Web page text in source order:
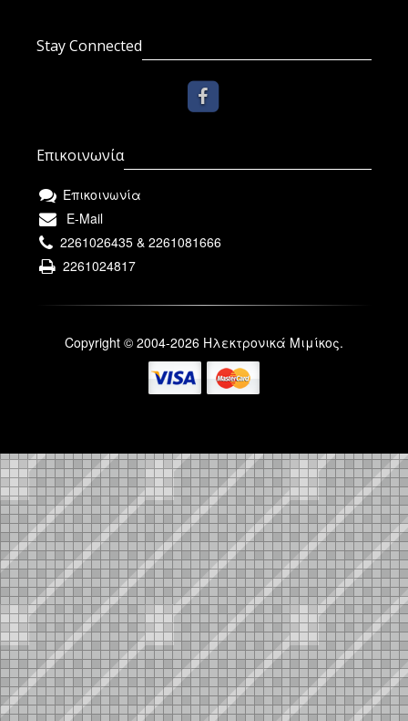
Stay Connected
Επικοινωνία
Επικοινωνία
E-Mail
2261026435 & 2261081666
2261024817
Copyright © 2004-2026 Ηλεκτρονικά Μιμίκος.